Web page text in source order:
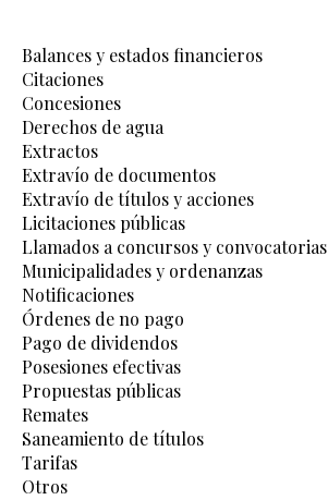
Balances y estados financieros
Citaciones
Concesiones
Derechos de agua
Extractos
Extravío de documentos
Extravío de títulos y acciones
Licitaciones públicas
Llamados a concursos y convocatorias
Municipalidades y ordenanzas
Notificaciones
Órdenes de no pago
Pago de dividendos
Posesiones efectivas
Propuestas públicas
Remates
Saneamiento de títulos
Tarifas
Otros